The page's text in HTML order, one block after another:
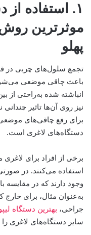
۱. استفاده
موثرترین
پهلو
تجمع سلول‌های چربی در
باعث چاقی موضعی
انباشته شده به‌راحتی از
نیز روی آن‌ها تاثیر
برای رفع چاقی‌های موضعی
دستگاه‌های لاغری است.
برخی از افراد برای
استفاده می‌کنند. در
وجود دارند که در
به‌عنوان مثال، برای
جراحی، بهترین دستگاه
سایر دستگاه‌های لاغری